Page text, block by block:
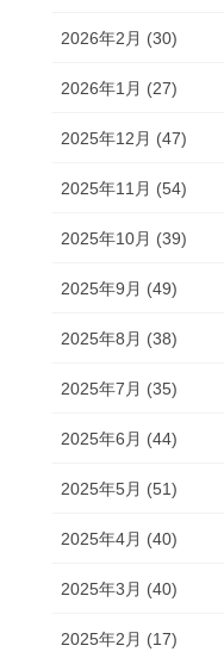
2026年2月 (30)
2026年1月 (27)
2025年12月 (47)
2025年11月 (54)
2025年10月 (39)
2025年9月 (49)
2025年8月 (38)
2025年7月 (35)
2025年6月 (44)
2025年5月 (51)
2025年4月 (40)
2025年3月 (40)
2025年2月 (17)